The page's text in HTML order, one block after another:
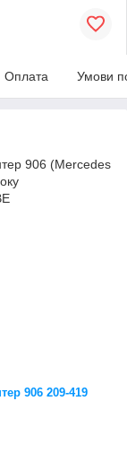
Оплата Умови
906 (Mercedes
906 209-419